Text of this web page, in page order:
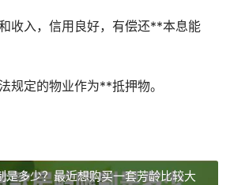
收入，信用良好，有偿还**本息能
规定的物业作为**抵押物。
是多少？最近想购买一套芳龄比较大